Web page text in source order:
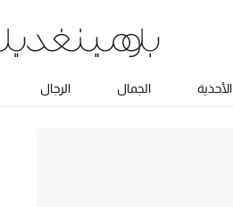
الأحذية الجمال الرجال